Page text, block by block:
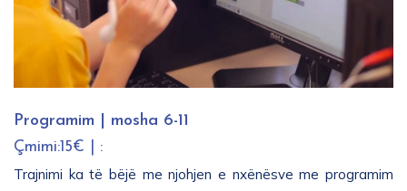
Programim | mosha 6-11
Çmimi:15€ | :
Trajnimi ka të bëjë me njohjen e nxënësve me programim